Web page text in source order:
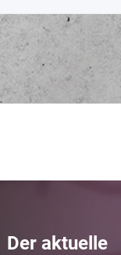
Der aktuelle